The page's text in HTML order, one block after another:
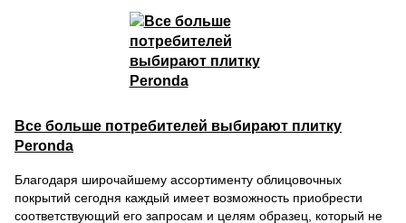
Все больше потребителей выбирают плитку
Peronda
Благодаря широчайшему ассортименту облицовочных
покрытий сегодня каждый имеет возможность приобрести
соответствующий его запросам и целям образец, который не